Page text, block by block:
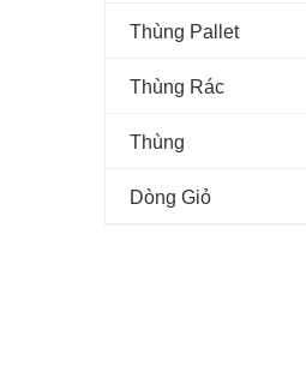
Thùng Pallet
Thùng Rác
Thùng
Dòng Giỏ